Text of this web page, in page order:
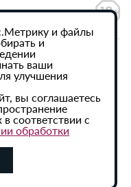
данных
активная
и файлы
и
ваши
улучшения
вы соглашаетесь
соответствии с
обработки